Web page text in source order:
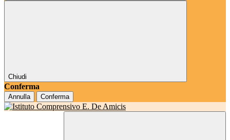
Chiudi
Conferma
Annulla Conferma